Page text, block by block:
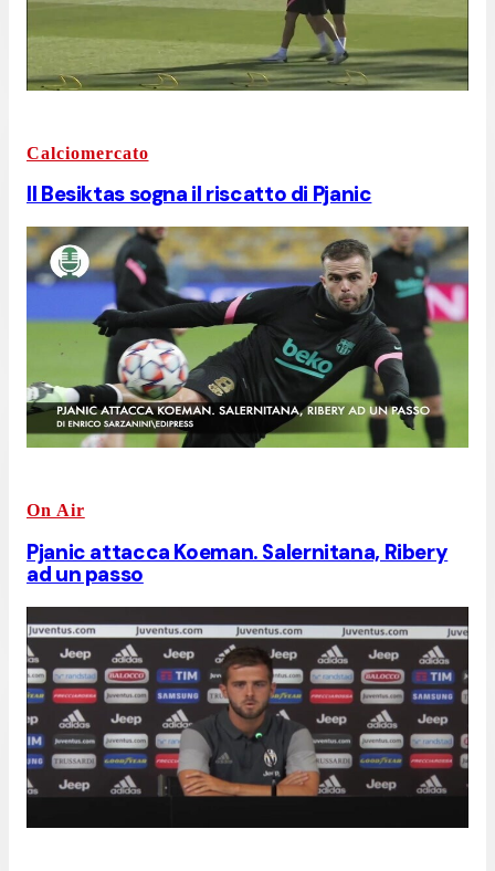
Calciomercato
Il Besiktas sogna il riscatto di Pjanic
On Air
Pjanic attacca Koeman. Salernitana, Ribery
ad un passo